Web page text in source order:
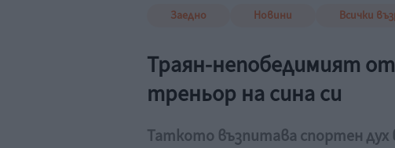
Заедно Новини Всички
Траян-непобедимият
треньор на сина си
Таткото възпитава спортен дух